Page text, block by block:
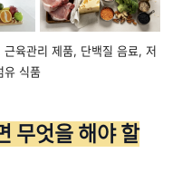
육관리 제품, 단백질 음료, 저
유 식품
무엇을 해야 할